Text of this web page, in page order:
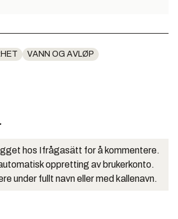
VANN OG AVLØP
hos Ifrågasätt for å kommentere.
oppretting av brukerkonto.
under fullt navn eller med kallenavn.